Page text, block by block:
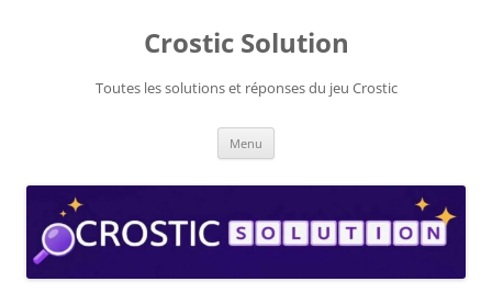
Crostic Solution
Toutes les solutions et réponses du jeu Crostic
Menu